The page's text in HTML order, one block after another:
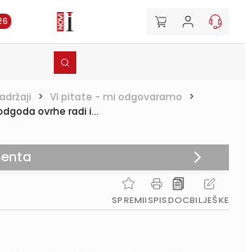
> Vi pitate - mi odgovaramo >
ovrhe radi i...
SPREMIISPISDOCBILJEŠKE